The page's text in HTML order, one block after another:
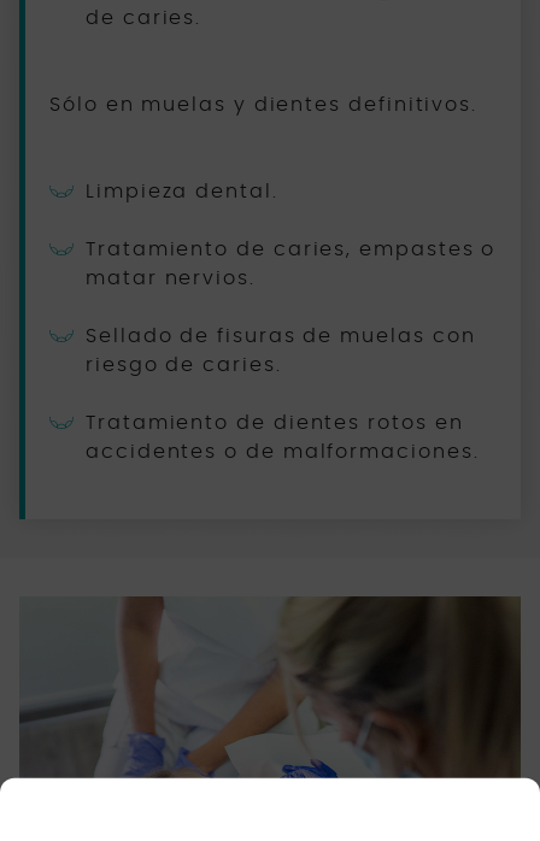
de caries.
Sólo en muelas y dientes definitivos.
Limpieza dental.
Tratamiento de caries, empastes o
matar nervios.
Sellado de fisuras de muelas con
riesgo de caries.
Tratamiento de dientes rotos en
accidentes o de malformaciones.